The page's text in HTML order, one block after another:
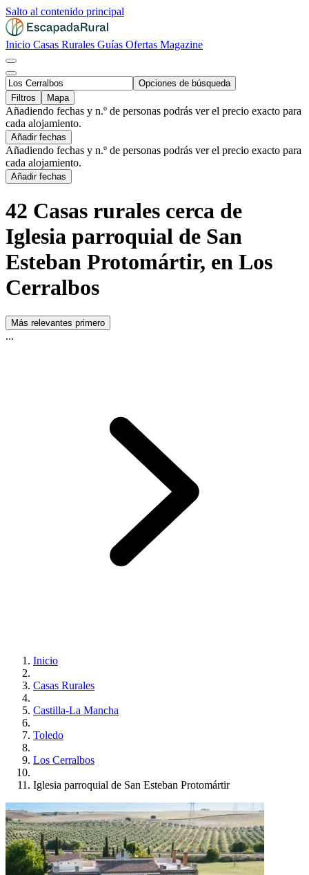
Salto al contenido principal
Inicio Casas Rurales Guías Ofertas Magazine
Opciones de búsqueda
Filtros
Mapa
Añadiendo fechas y n.º de personas podrás ver el precio exacto para
cada alojamiento.
Añadir fechas
Añadiendo fechas y n.º de personas podrás ver el precio exacto para
cada alojamiento.
Añadir fechas
42 Casas rurales cerca de
Iglesia parroquial de San
Esteban Protomártir, en Los
Cerralbos
Más relevantes primero
...
Inicio
Casas Rurales
Castilla-La Mancha
Toledo
Los Cerralbos
Iglesia parroquial de San Esteban Protomártir